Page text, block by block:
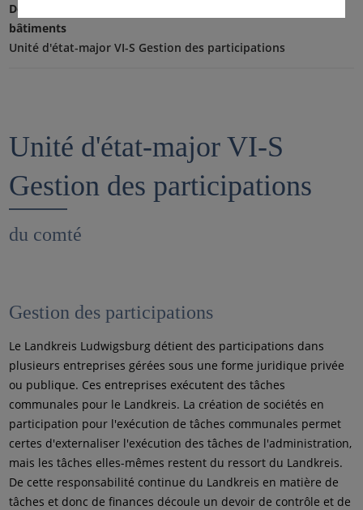
Département VI - Finances, éducation et gestion des
bâtiments
Unité d'état-major VI-S Gestion des participations
Unité d'état-major VI-S
Gestion des participations
du comté
Gestion des participations
Le Landkreis Ludwigsburg détient des participations dans
plusieurs entreprises gérées sous une forme juridique privée
ou publique. Ces entreprises exécutent des tâches
communales pour le Landkreis. La création de sociétés en
participation pour l'exécution de tâches communales permet
certes d'externaliser l'exécution des tâches de l'administration,
mais les tâches elles-mêmes restent du ressort du Landkreis.
De cette responsabilité continue du Landkreis en matière de
tâches et donc de finances découle un devoir de contrôle et de